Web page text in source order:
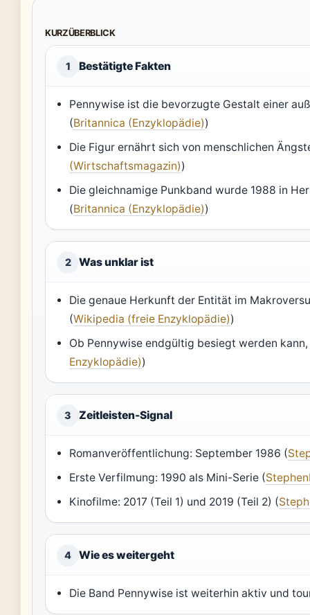
KURZÜBERBLICK
1 Bestätigte Fakten
Pennywise ist die bevorzugte Gestalt einer
(Britannica (Enzyklopädie))
Die Figur ernährt sich von menschlichen
(Wirtschaftsmagazin))
Die gleichnamige Punkband wurde 1988 in
(Britannica (Enzyklopädie))
2 Was unklar ist
Die genaue Herkunft der Entität im
(Wikipedia (freie Enzyklopädie))
Ob Pennywise endgültig besiegt werden
Enzyklopädie))
3 Zeitleisten-Signal
Romanveröffentlichung: September 1986 (
Erste Verfilmung: 1990 als Mini-Serie (
Kinofilme: 2017 (Teil 1) und 2019 (Teil 2) (
4 Wie es weitergeht
Die Band Pennywise ist weiterhin aktiv und